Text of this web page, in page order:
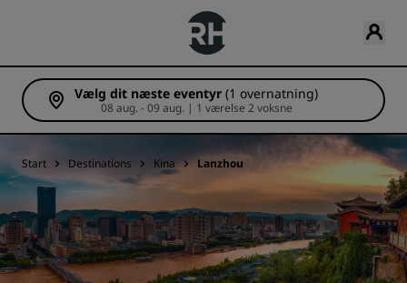
Vælg dit næste eventyr (1 overnatning)
08 aug. - 09 aug. | 1 værelse 2 voksne
Start Destinations Kina Lanzhou